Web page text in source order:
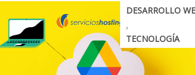
DESARROLLO
,
TECNOLOGÍA